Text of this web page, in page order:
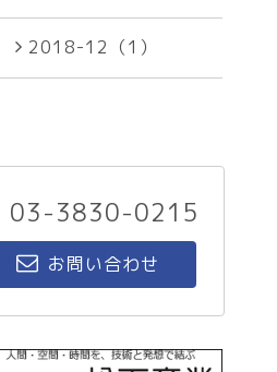
2018-12（1）
03-3830-0215
お問い合わせ